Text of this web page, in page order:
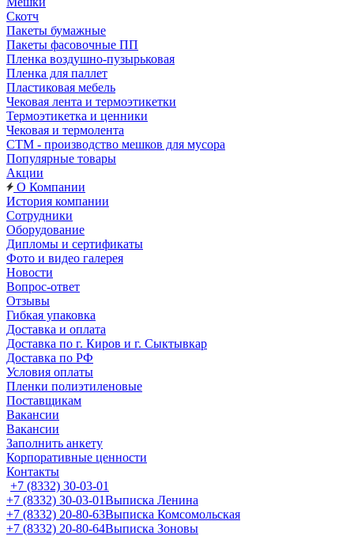
Скотч
Пакеты бумажные
Пакеты фасовочные ПП
Пленка воздушно-пузырьковая
Пленка для паллет
Пластиковая мебель
Чековая лента и термоэтикетки
Термоэтикетка и ценники
Чековая и термолента
СТМ - производство мешков для мусора
Популярные товары
Акции
О Компании
История компании
Сотрудники
Оборудование
Дипломы и сертификаты
Фото и видео галерея
Новости
Вопрос-ответ
Отзывы
Гибкая упаковка
Доставка и оплата
Доставка по г. Киров и г. Сыктывкар
Доставка по РФ
Условия оплаты
Пленки полиэтиленовые
Поставщикам
Вакансии
Вакансии
Заполнить анкету
Корпоративные ценности
Контакты
+7 (8332) 30-03-01
+7 (8332) 30-03-01Выписка Ленина
+7 (8332) 20-80-63Выписка Комсомольская
+7 (8332) 20-80-64Выписка Зоновы